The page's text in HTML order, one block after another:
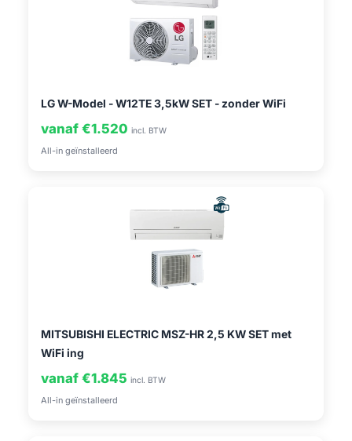
LG W-Model - W12TE 3,5kW SET - zonder WiFi
vanaf €1.520 incl. BTW
All-in geïnstalleerd
MITSUBISHI ELECTRIC MSZ-HR 2,5 KW SET met
WiFi ing
vanaf €1.845 incl. BTW
All-in geïnstalleerd